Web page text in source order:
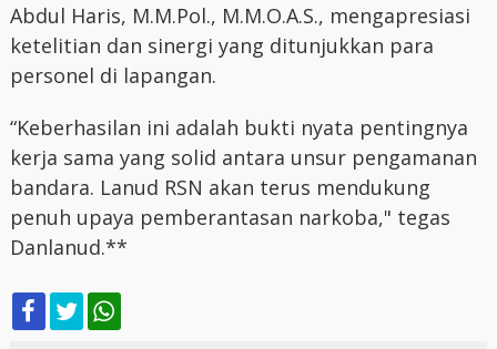
Abdul Haris, M.M.Pol., M.M.O.A.S., mengapresiasi
ketelitian dan sinergi yang ditunjukkan para
personel di lapangan.
“Keberhasilan ini adalah bukti nyata pentingnya
kerja sama yang solid antara unsur pengamanan
bandara. Lanud RSN akan terus mendukung
penuh upaya pemberantasan narkoba," tegas
Danlanud.**